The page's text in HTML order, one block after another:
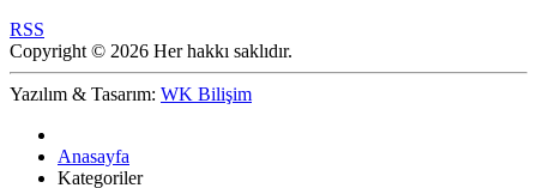
RSS
Copyright © 2026 Her hakkı saklıdır.
Yazılım & Tasarım: WK Bilişim
Anasayfa
Kategoriler